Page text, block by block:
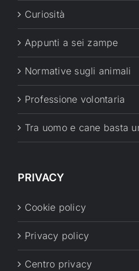
Curiosità
Appunti a sei zampe
Normative sugli animali
Professione volontaria
Tra uomo e cane basta
PRIVACY
Cookie policy
Privacy policy
Centro privacy